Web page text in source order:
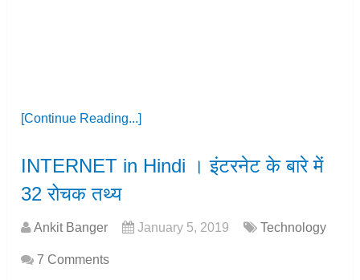
[Continue Reading...]
INTERNET in Hindi । इंटरनेट के बारे में
32 रोचक तथ्य
Ankit Banger January 5, 2019 Technology
7 Comments